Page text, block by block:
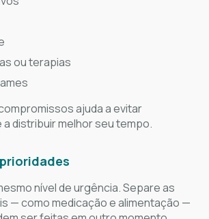
ou terapias
ajuda a evitar
distribuir melhor seu tempo.
nível de urgência. Separe as
— como medicação e alimentação —